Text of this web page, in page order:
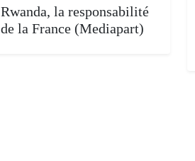
Rwanda, la responsabilité
de la France (Mediapart)